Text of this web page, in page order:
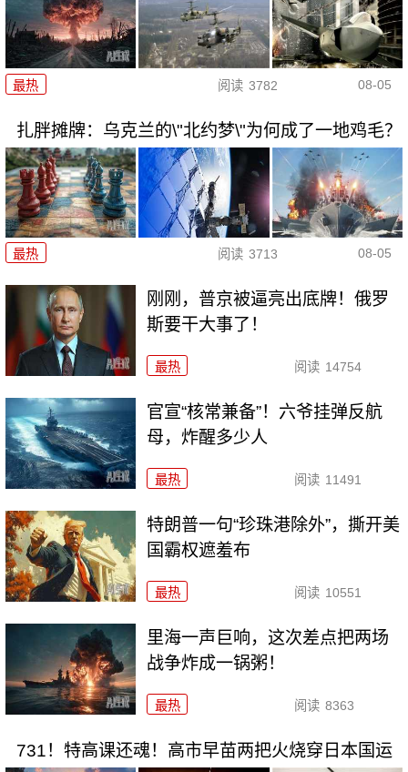
最热 阅读 3782 08-05
扎胖摊牌：乌克兰的\"北约梦\"为何成了一地鸡毛？
最热 阅读 3713 08-05
刚刚，普京被逼亮出底牌！俄罗
斯要干大事了！
最热 阅读 14754
官宣“核常兼备”！六爷挂弹反航
母，炸醒多少人
最热 阅读 11491
特朗普一句“珍珠港除外”，撕开美
国霸权遮羞布
最热 阅读 10551
里海一声巨响，这次差点把两场
战争炸成一锅粥！
最热 阅读 8363
731！特高课还魂！高市早苗两把火烧穿日本国运